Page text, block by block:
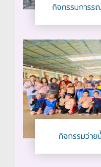
กิจกรรมการร
กิจกรรมว่าย